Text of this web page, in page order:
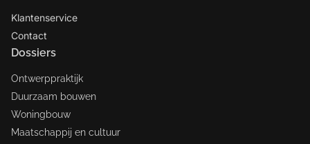
Klantenservice
Contact
Dossiers
Ontwerppraktijk
Duurzaam bouwen
Woningbouw
Maatschappij en cultuur